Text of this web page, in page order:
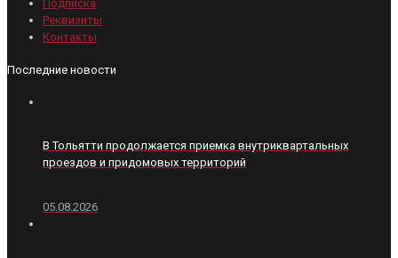
Подписка
Реквизиты
Контакты
Последние новости
В Тольятти продолжается приемка внутриквартальных
проездов и придомовых территорий
05.08.2026